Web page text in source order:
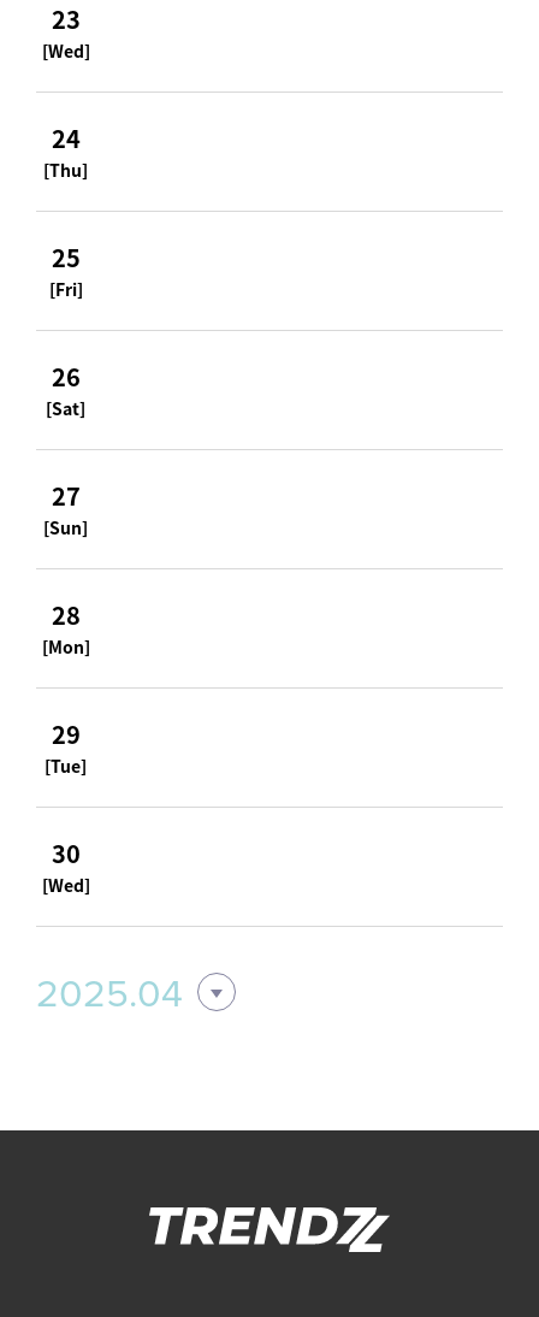
23
[Wed]
24
[Thu]
25
[Fri]
26
[Sat]
27
[Sun]
28
[Mon]
29
[Tue]
30
[Wed]
2025.04